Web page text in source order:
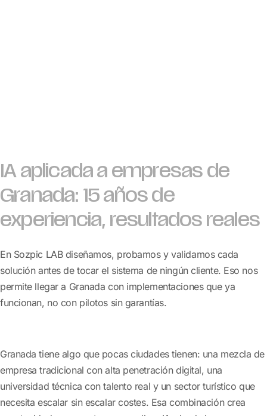
IA aplicada a empresas de
Granada: 15 años de
experiencia, resultados reales
En Sozpic LAB diseñamos, probamos y validamos cada
solución antes de tocar el sistema de ningún cliente. Eso nos
permite llegar a Granada con implementaciones que ya
funcionan, no con pilotos sin garantías.
Granada tiene algo que pocas ciudades tienen: una mezcla de
empresa tradicional con alta penetración digital, una
universidad técnica con talento real y un sector turístico que
necesita escalar sin escalar costes. Esa combinación crea